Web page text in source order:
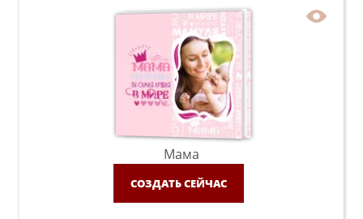
Мама
СОЗДАТЬ СЕЙЧАС